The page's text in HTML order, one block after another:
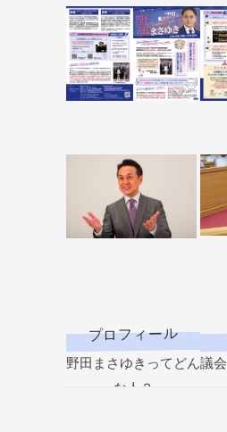
プロフィール
野田まさゆきってどん
な人？
議